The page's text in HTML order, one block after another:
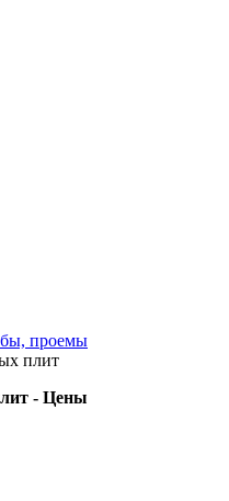
проемы
плит
- Цены